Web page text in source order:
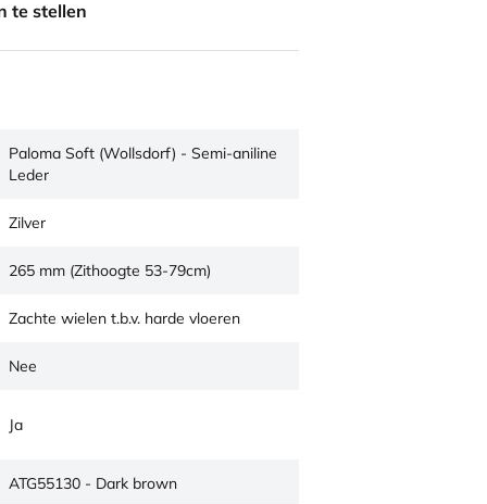
te stellen
Paloma Soft (Wollsdorf) - Semi-aniline
Leder
Zilver
265 mm (Zithoogte 53-79cm)
Zachte wielen t.b.v. harde vloeren
Nee
Ja
ATG55130 - Dark brown